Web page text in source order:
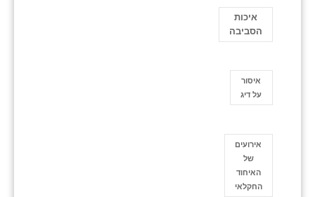
איכות
הסביבה
איסור
על דיג
אירועים
של
האיחוד
החקלאי